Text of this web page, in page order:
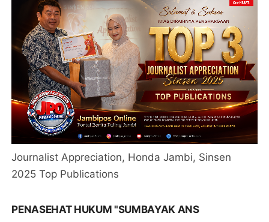
Journalist Appreciation, Honda Jambi, Sinsen
2025 Top Publications
PENASEHAT HUKUM "SUMBAYAK ANS